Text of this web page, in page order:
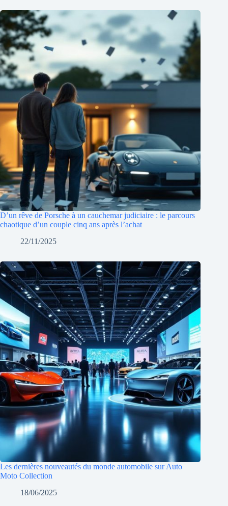
D’un rêve de Porsche à un cauchemar judiciaire : le parcours
chaotique d’un couple cinq ans après l’achat
22/11/2025
Les dernières nouveautés du monde automobile sur Auto
Moto Collection
18/06/2025